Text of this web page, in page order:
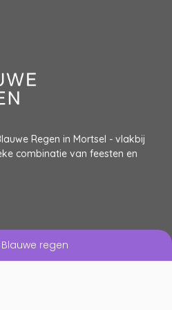
Regen in Mortsel - vlakbij
combinatie van feesten en
regen